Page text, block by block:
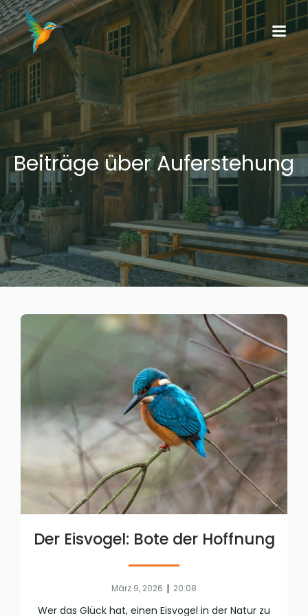
Beiträge über Auferstehung
Der Eisvogel: Bote der Hoffnung
März 9, 2026 | 20:08
Wer das Glück hat, einen Eisvogel in der Natur zu